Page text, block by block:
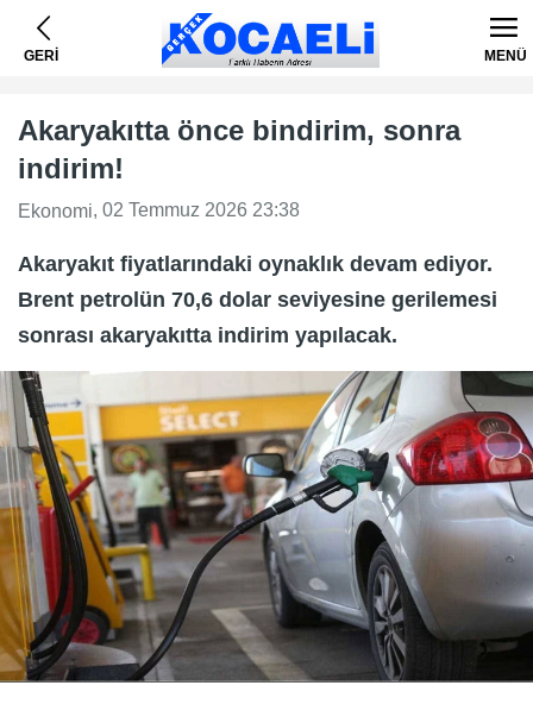
GERİ MENÜ
Akaryakıtta önce bindirim, sonra
indirim!
Ekonomi, 02 Temmuz 2026 23:38
Akaryakıt fiyatlarındaki oynaklık devam ediyor.
Brent petrolün 70,6 dolar seviyesine gerilemesi
sonrası akaryakıtta indirim yapılacak.